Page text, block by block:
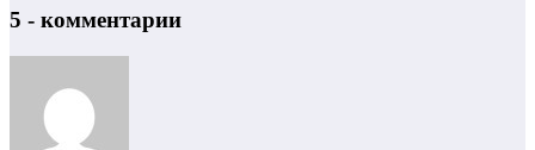
5 - комментарии